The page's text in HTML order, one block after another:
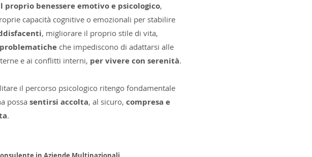
benessere emotivo e psicologico,
capacità cognitive o emozionali per stabilire
, migliorare il proprio stile di vita,
che impediscono di adattarsi alle
e ai conflitti interni, per vivere con serenità.
il percorso psicologico ritengo fondamentale
possa sentirsi accolta, al sicuro, compresa e
.